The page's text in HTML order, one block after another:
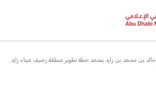
خالد بن محمد بن زايد يعتمد خطة تطوير منطقة رصيف ميناء زايد